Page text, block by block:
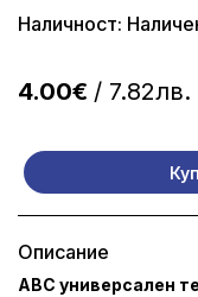
Наличност:
4.00€ / 7.82лв.
Описание
ABC универсален